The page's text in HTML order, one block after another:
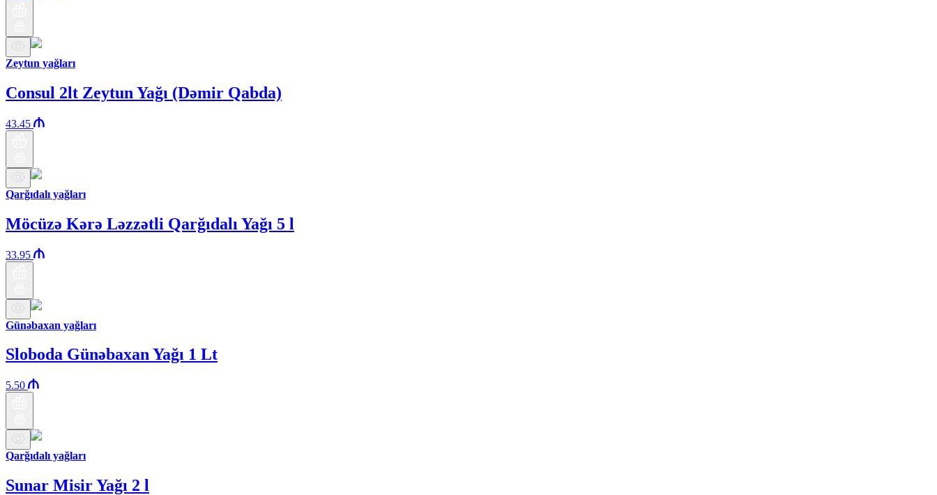
Zeytun yağları
Consul 2lt Zeytun Yağı (Dəmir Qabda)
43.45
Qarğıdalı yağları
Möcüzə Kərə Ləzzətli Qarğıdalı Yağı 5 l
33.95
Günəbaxan yağları
Sloboda Günəbaxan Yağı 1 Lt
5.50
Qarğıdalı yağları
Sunar Misir Yağı 2 l